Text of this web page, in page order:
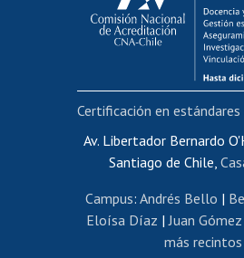
Funcionarias/
Cursos internos de
Bienestar del
Portal de movilidad
Certificado de
Certificado de renta
Editar páginas
Extranjeras/os
Av. Libertador Bernardo
Santiago de Chile,
Campus: Andrés Bello |
Eloísa Díaz | Juan
más recintos
Certificación en